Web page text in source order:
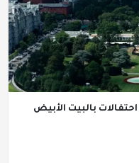
بالبيت الأبيض